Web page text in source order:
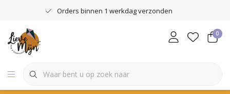
Orders binnen 1 werkdag verzonden
0